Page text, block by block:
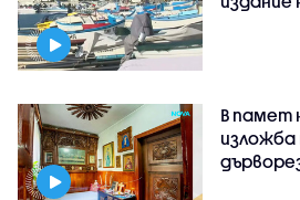
В памет
изложба